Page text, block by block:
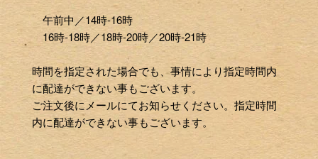
午前中／14時-16時
16時-18時／18時-20時／20時-21時
時間を指定された場合でも、事情により指定時間内
に配達ができない事もございます。
ご注文後にメールにてお知らせください。指定時間
内に配達ができない事もございます。